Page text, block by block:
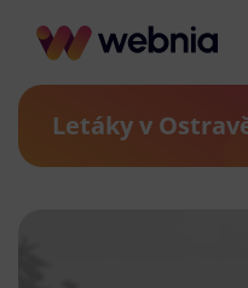
Letáky v